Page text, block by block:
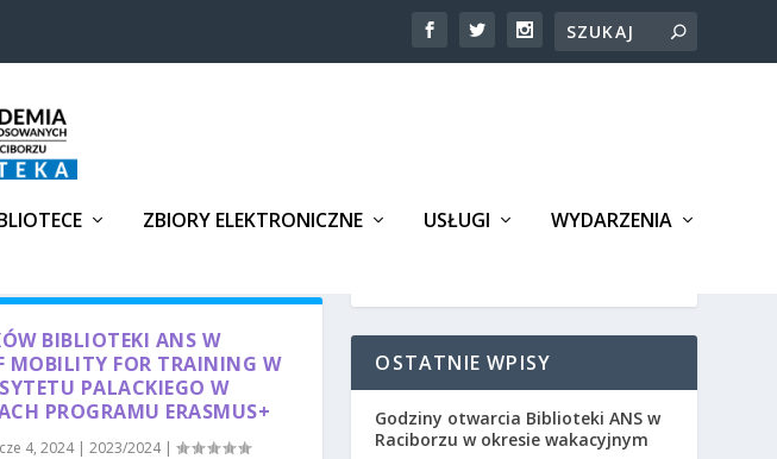
ZBIORY ELEKTRONICZNE USŁUGI WYDARZENIA
BIBLIOTEKI ANS W
MOBILITY FOR TRAINING W
PALACKIEGO W
PROGRAMU ERASMUS+
cze 4, 2024| 2023/2024|
OSTATNIE WPISY
Godziny otwarcia Biblioteki ANS w
Raciborzu w okresie wakacyjnym